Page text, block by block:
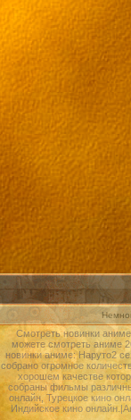
Смотреть новинки
можете смотреть аниме
новинки аниме: Наруто2
собрано огромное
хорошем качестве
собраны фильмы
онлайн, Турецкое кино
Индийское кино